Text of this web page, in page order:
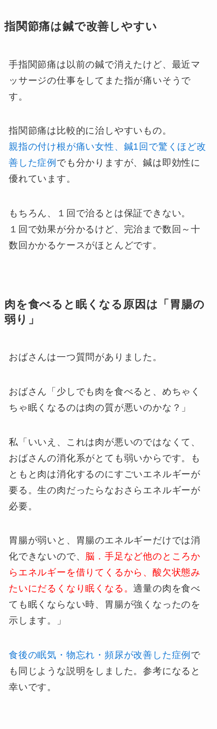
指関節痛は鍼で改善しやすい
手指関節痛は以前の鍼で消えたけど、最近マ
ッサージの仕事をしてまた指が痛いそうで
す。
指関節痛は比較的に治しやすいもの。
親指の付け根が痛い女性、鍼1回で驚くほど改
善した症例 でも分かりますが、鍼は即効性に
優れています。
もちろん、１回で治るとは保証できない。
１回で効果が分かるけど、完治まで数回～十
数回かかるケースがほとんどです。
肉を食べると眠くなる原因は「胃腸の
弱り」
おばさんは一つ質問がありました。
おばさん「少しでも肉を食べると、めちゃく
ちゃ眠くなるのは肉の質が悪いのかな？」
私「いいえ、これは肉が悪いのではなくて、
おばさんの消化系がとても弱いからです。も
ともと肉は消化するのにすごいエネルギーが
要る。生の肉だったらなおさらエネルギーが
必要。
胃腸が弱いと、胃腸のエネルギーだけでは消
化できないので、 脳．手足など他のところか
らエネルギーを借りてくるから、酸欠状態み
たいにだるくなり眠くなる。適量の肉を食べ
ても眠くならない時、胃腸が強くなったのを
示します。」
食後の眠気・物忘れ・頻尿が改善した症例で
も同じような説明をしました。参考になると
幸いです。